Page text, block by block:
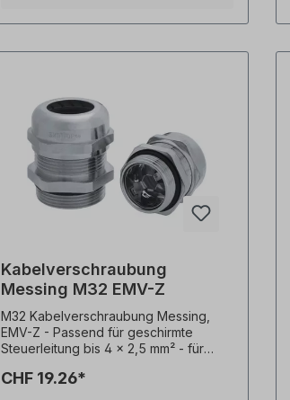
Kabelverschraubung
Messing M32 EMV-Z
M32 Kabelverschraubung Messing,
EMV-Z - Passend für geschirmte
Steuerleitung bis 4 x 2,5 mm² - für
mm bis 13 mm -
CHF 19.26*